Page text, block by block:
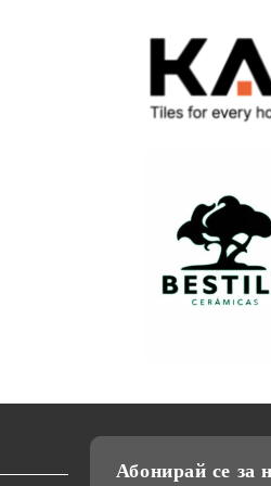
Абонирай се за